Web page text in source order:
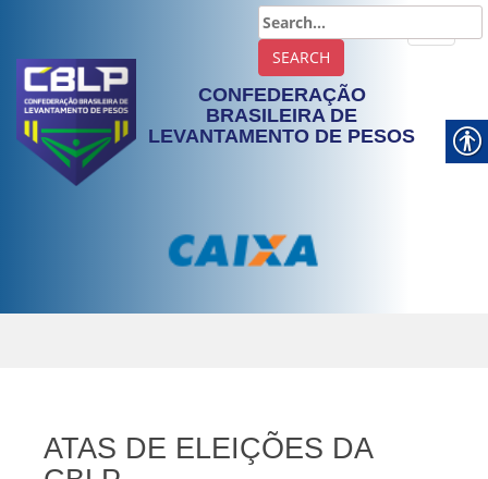
CONFEDERAÇÃO
BRASILEIRA DE
LEVANTAMENTO DE PESOS
ATAS DE ELEIÇÕES DA